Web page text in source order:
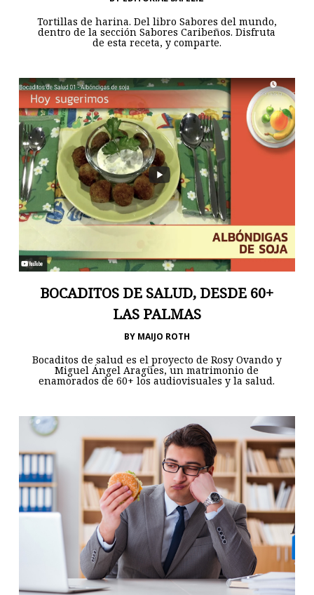
Tortillas de harina. Del libro Sabores del mundo,
dentro de la sección Sabores Caribeños. Disfruta
de esta receta, y comparte.
BOCADITOS DE SALUD, DESDE 60+
LAS PALMAS
BY MAIJO ROTH
Bocaditos de salud es el proyecto de Rosy Ovando y
Miguel Ángel Aragües, un matrimonio de
enamorados de 60+ los audiovisuales y la salud.